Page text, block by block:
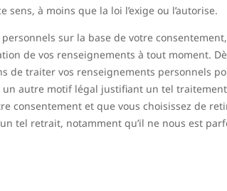
à moins que la loi l’exige ou l’autorise.
sur la base de votre
de vos renseignements à tout moment.
de traiter vos renseignements personnels
un autre motif légal justifiant un tel
consentement et que vous choisissez de
tel retrait, notamment qu’il ne nous est